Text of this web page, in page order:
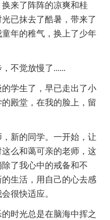
来了阵阵的凉爽和桂
已抹去了酷暑，带来了
年的稚气，换上了少年
不觉放慢了......
学生了，早已走出了小
殿堂，在我的脸上，留
新的同学。一开始，让
么和蔼可亲的老师，这
了我心中的戒备和不
生活，用自己的心去感
很快适应。
时光总是在脑海中挥之